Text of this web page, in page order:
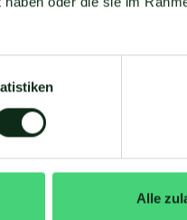
Alle
Business-API nutzen.
die nötige Software
WhatsApp API sind in
Ihnen dank der
können. Darunter ist
nach dem Anbieter der
zeigen Ihnen im